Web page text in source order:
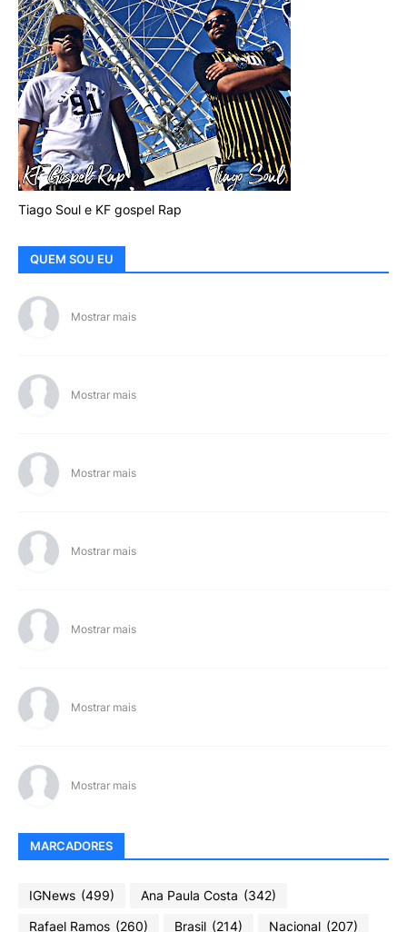
Tiago Soul e KF gospel Rap
QUEM SOU EU
Mostrar mais
Mostrar mais
Mostrar mais
Mostrar mais
Mostrar mais
Mostrar mais
Mostrar mais
MARCADORES
IGNews (499) Ana Paula Costa (342)
Rafael Ramos (260) Brasil (214) Nacional (207)